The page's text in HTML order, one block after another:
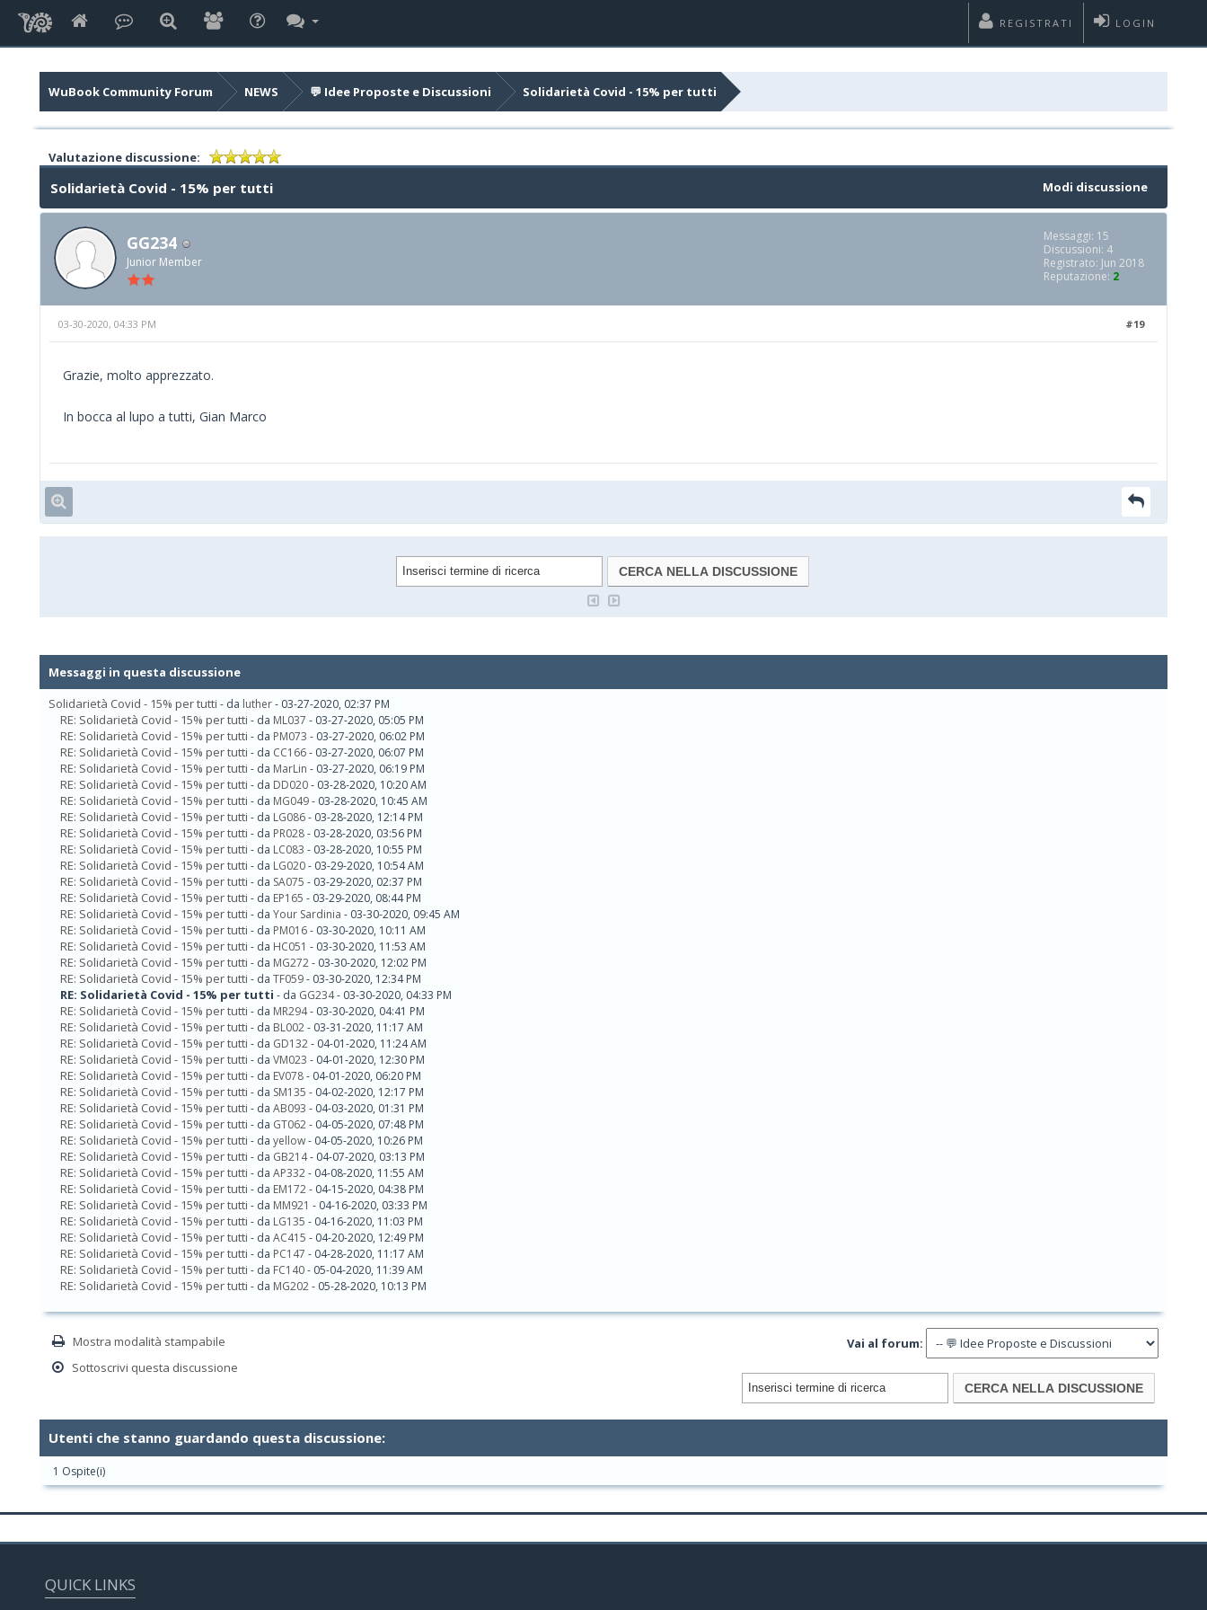
LOGIN
REGISTRATI
WuBook Community Forum NEWS 💬 Idee Proposte e Discussioni Solidarietà Covid - 15% per tutti
Valutazione discussione:
Modi discussione
Solidarietà Covid - 15% per tutti
GG234
Junior Member
Messaggi: 15
Discussioni: 4
Registrato: Jun 2018
Reputazione: 2
#19
03-30-2020, 04:33 PM
Grazie, molto apprezzato.
In bocca al lupo a tutti, Gian Marco
Messaggi in questa discussione
Solidarietà Covid - 15% per tutti - da luther- 03-27-2020, 02:37 PM
RE: Solidarietà Covid - 15% per tutti - da ML037 - 03-27-2020, 05:05 PM
RE: Solidarietà Covid - 15% per tutti - da PM073 - 03-27-2020, 06:02 PM
RE: Solidarietà Covid - 15% per tutti - da CC166- 03-27-2020, 06:07 PM
RE: Solidarietà Covid - 15% per tutti - da MarLin - 03-27-2020, 06:19 PM
RE: Solidarietà Covid - 15% per tutti - da DD020- 03-28-2020, 10:20 AM
RE: Solidarietà Covid - 15% per tutti - da MG049- 03-28-2020, 10:45 AM
RE: Solidarietà Covid - 15% per tutti - da LG086- 03-28-2020, 12:14 PM
RE: Solidarietà Covid - 15% per tutti - da PR028- 03-28-2020, 03:56 PM
RE: Solidarietà Covid - 15% per tutti - da LC083 - 03-28-2020, 10:55 PM
RE: Solidarietà Covid - 15% per tutti - da LG020- 03-29-2020, 10:54 AM
RE: Solidarietà Covid - 15% per tutti - da SA075 - 03-29-2020, 02:37 PM
RE: Solidarietà Covid - 15% per tutti - da EP165 - 03-29-2020, 08:44 PM
RE: Solidarietà Covid - 15% per tutti - da Your Sardinia - 03-30-2020, 09:45 AM
RE: Solidarietà Covid - 15% per tutti - da PM016- 03-30-2020, 10:11 AM
RE: Solidarietà Covid - 15% per tutti - da HC051 - 03-30-2020, 11:53 AM
RE: Solidarietà Covid - 15% per tutti - da MG272- 03-30-2020, 12:02 PM
RE: Solidarietà Covid - 15% per tutti - da TF059- 03-30-2020, 12:34 PM
RE: Solidarietà Covid - 15% per tutti - da GG234- 03-30-2020, 04:33 PM
RE: Solidarietà Covid - 15% per tutti - da MR294- 03-30-2020, 04:41 PM
RE: Solidarietà Covid - 15% per tutti - da BL002- 03-31-2020, 11:17 AM
RE: Solidarietà Covid - 15% per tutti - da GD132- 04-01-2020, 11:24 AM
RE: Solidarietà Covid - 15% per tutti - da VM023 - 04-01-2020, 12:30 PM
RE: Solidarietà Covid - 15% per tutti - da EV078- 04-01-2020, 06:20 PM
RE: Solidarietà Covid - 15% per tutti - da SM135 - 04-02-2020, 12:17 PM
RE: Solidarietà Covid - 15% per tutti - da AB093 - 04-03-2020, 01:31 PM
RE: Solidarietà Covid - 15% per tutti - da GT062- 04-05-2020, 07:48 PM
RE: Solidarietà Covid - 15% per tutti - da yellow- 04-05-2020, 10:26 PM
RE: Solidarietà Covid - 15% per tutti - da GB214- 04-07-2020, 03:13 PM
RE: Solidarietà Covid - 15% per tutti - da AP332- 04-08-2020, 11:55 AM
RE: Solidarietà Covid - 15% per tutti - da EM172- 04-15-2020, 04:38 PM
RE: Solidarietà Covid - 15% per tutti - da MM921 - 04-16-2020, 03:33 PM
RE: Solidarietà Covid - 15% per tutti - da LG135 - 04-16-2020, 11:03 PM
RE: Solidarietà Covid - 15% per tutti - da AC415 - 04-20-2020, 12:49 PM
RE: Solidarietà Covid - 15% per tutti - da PC147 - 04-28-2020, 11:17 AM
RE: Solidarietà Covid - 15% per tutti - da FC140- 05-04-2020, 11:39 AM
RE: Solidarietà Covid - 15% per tutti - da MG202- 05-28-2020, 10:13 PM
Mostra modalità stampabile
Sottoscrivi questa discussione
Vai al forum:
Utenti che stanno guardando questa discussione:
1 Ospite(i)
QUICK LINKS